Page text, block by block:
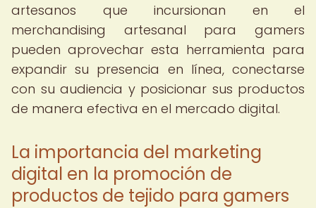
artesanos que incursionan en el
merchandising artesanal para gamers
pueden aprovechar esta herramienta para
expandir su presencia en línea, conectarse
con su audiencia y posicionar sus productos
de manera efectiva en el mercado digital.
La importancia del marketing
digital en la promoción de
productos de tejido para gamers